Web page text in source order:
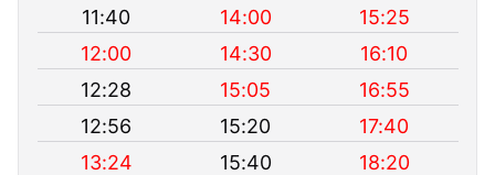
11:40
14:00
15:25
12:00
14:30
16:10
12:28
15:05
16:55
12:56
15:20
17:40
13:24
15:40
18:20